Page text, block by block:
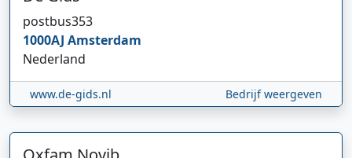
postbus353
1000AJ Amsterdam
Nederland
www.de-gids.nl Bedrijf weergeven